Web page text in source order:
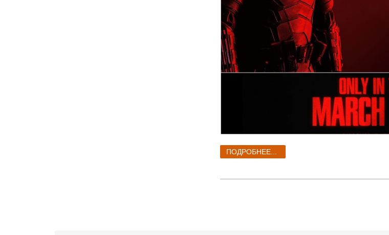
ПОДРОБНЕЕ...